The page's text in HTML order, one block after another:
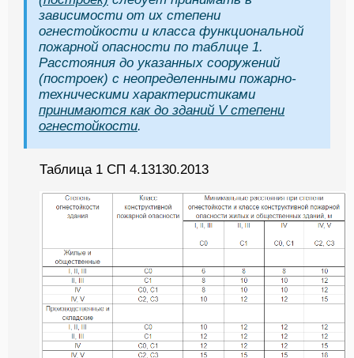
зависимости от их степени
огнестойкости и класса функциональной
пожарной опасности по таблице 1.
Расстояния до указанных сооружений
(построек) с неопределенными пожарно-
техническими характеристиками
принимаются как до зданий V степени
огнестойкости.
Таблица 1 СП 4.13130.2013